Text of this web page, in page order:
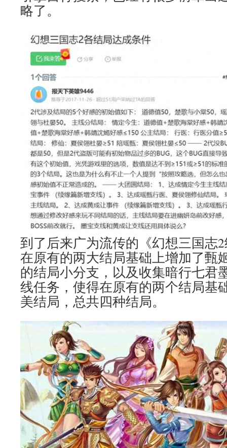
略了。
到了后来广为流传的《幻想三国志
在原有的两大结局基础上增加了甄
的结局小分支，以及收集暗行七君
线任务，使得在原有的两个结局基
美结局，总共四种结局。